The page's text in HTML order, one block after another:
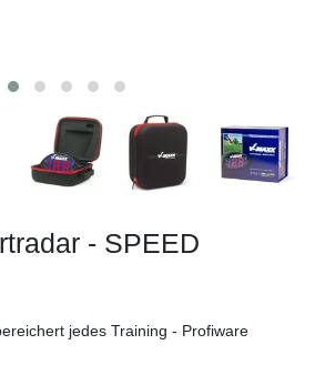
- SPEED
jedes Training - Profiware